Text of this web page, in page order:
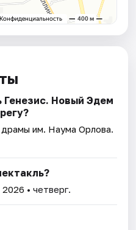
Генезис. Новый Эдем
им. Наума Орлова.
2026 • четверг.